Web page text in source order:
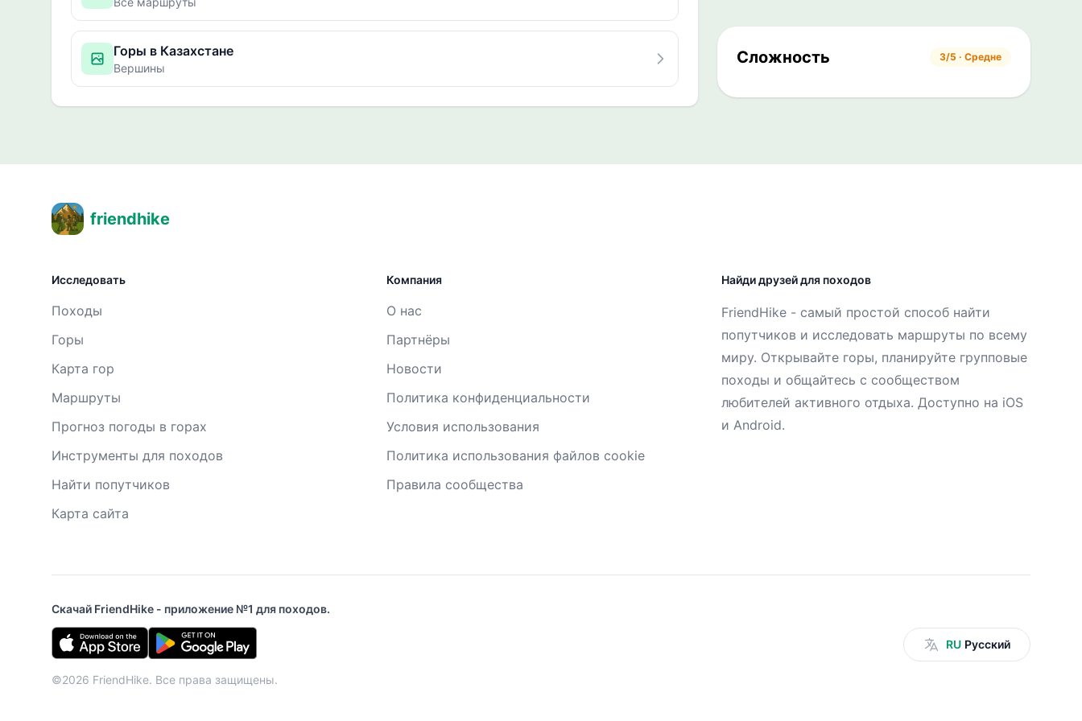
Горы в Казахстане
Вершины
Сложность 3/5 · Средне
friendhike
Исследовать
Походы
Горы
Карта гор
Маршруты
Прогноз погоды в горах
Инструменты для походов
Найти попутчиков
Карта сайта
Компания
О нас
Партнёры
Новости
Политика конфиденциальности
Условия использования
Политика использования файлов cookie
Правила сообщества
Найди друзей для походов
FriendHike - самый простой способ найти
попутчиков и исследовать маршруты по всему
миру. Открывайте горы, планируйте групповые
походы и общайтесь с сообществом
любителей активного отдыха. Доступно на iOS
и Android.
Скачай FriendHike - приложение №1 для походов.
©2026 FriendHike. Все права защищены.
RU Русский